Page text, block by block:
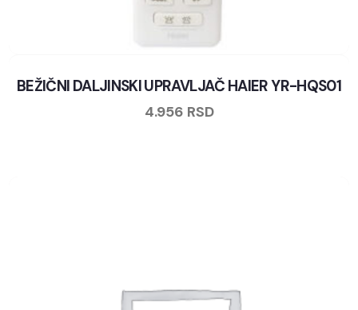
BEŽIČNI DALJINSKI UPRAVLJAČ HAIER YR-HQS01
4.956 RSD